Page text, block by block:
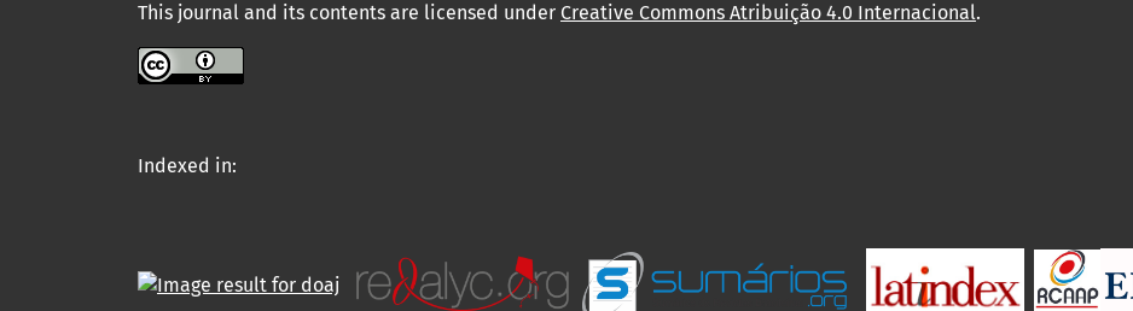
This journal and its contents are licensed under Creative Commons Atribuição 4.0 Internacional.
Indexed in: